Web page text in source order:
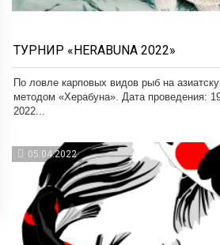
ТУРНИР «HERABUNA 2022»
По ловле карповых видов рыб на
методом «Херабуна». Дата проведения:
2022...
05.04.2022